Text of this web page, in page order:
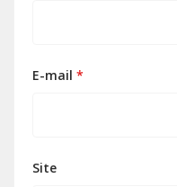
E-mail *
Site